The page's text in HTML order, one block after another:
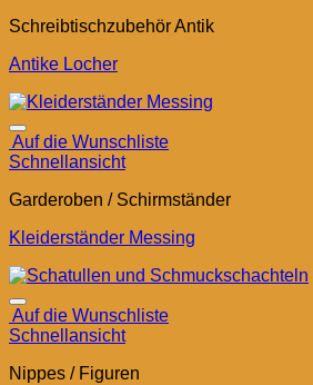
Schreibtischzubehör Antik
Antike Locher
Auf die Wunschliste
Schnellansicht
Garderoben / Schirmständer
Kleiderständer Messing
Auf die Wunschliste
Schnellansicht
Nippes / Figuren